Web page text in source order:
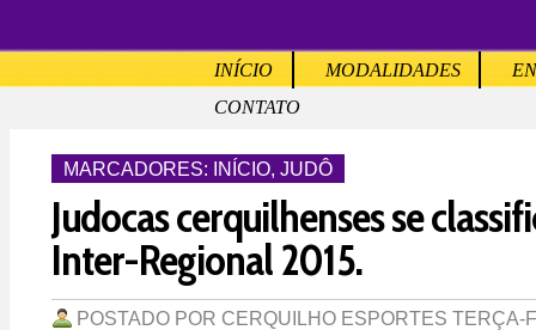
INÍCIO MODALIDADES
CONTATO
MARCADORES: INÍCIO, JUDÔ
Judocas cerquilhenses se
Inter-Regional 2015.
POSTADO POR CERQUILHO ESPORTES TERÇA-